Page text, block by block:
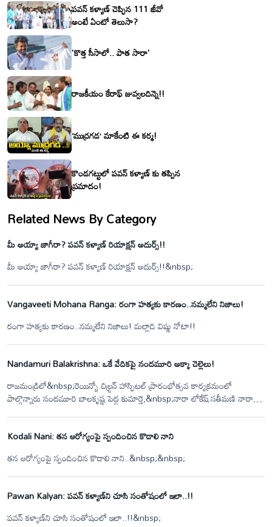
పవన్ కళ్యాణ్ చెప్పిన 111 జీవో
అంటే ఏంటో తెలుసా?
'కొత్త సీసాలో.. పాత సారా'
రాజకీయం కేరాఫ్ జువ్వలదిన్నె!!
‘ముద్రగడ’ మాకేంటి ఈ కర్మ!
కొండగట్టులో పవన్ కళ్యాణ్ కు తప్పిన
ప్రమాదం!
Related News By Category
మీ అయ్యా జాగీరా? పవన్ కళ్యాణ్ రియాక్షన్ అదుర్స్!!
మీ అయ్యా జాగీరా? పవన్ కళ్యాణ్ రియాక్షన్ అదుర్స్!!&nbsp;
Vangaveeti Mohana Ranga: రంగా హత్యకు కారణం..నమ్మలేని నిజాలు!
రంగా హత్యకు కారణం..నమ్మలేని నిజాలు! మల్లాది విష్ణు నోటా!!
Nandamuri Balakrishna: ఒకే వేదికపై నందమూరి అక్కా చెల్లెలు!
రాజమండ్రిలో&nbsp;రెయిన్బో చిల్డ్రన్ హాస్పిటల్ ప్రారంభోత్సవ కార్యక్రమంలో
పాల్గొన్నారు నందమూరి బాలకృష్ణ పెద్ద కుమార్తె,&nbsp;నారా లోకేష్ సతీమణి నారా
Kodali Nani: తన ఆరోగ్యంపై స్పందించిన కొడాలి నాని
తన ఆరోగ్యంపై స్పందించిన కొడాలి నాని..&nbsp;&nbsp;
Pawan Kalyan: పవన్ కళ్యాణ్‌ని చూసి సంతోషంలో ఇలా..!!
పవన్ కళ్యాణ్‌ని చూసి సంతోషంలో ఇలా..!!&nbsp;